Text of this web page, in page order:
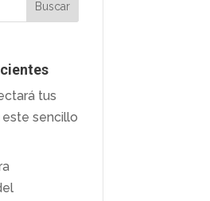
tus
sencillo